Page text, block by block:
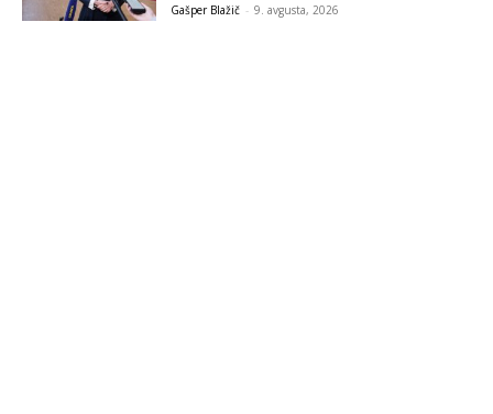
Gašper Blažič - 9. avgusta, 2026